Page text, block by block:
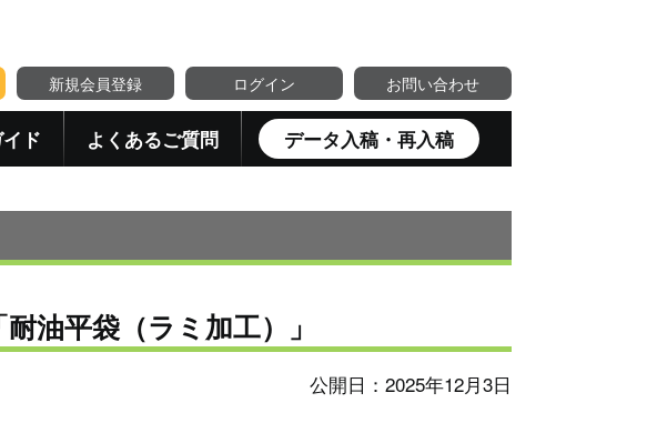
新規会員登録 ログイン お問い合わせ
ド よくあるご質問 データ入稿・再入稿
油平袋（ラミ加工）」
公開日：2025年12月3日